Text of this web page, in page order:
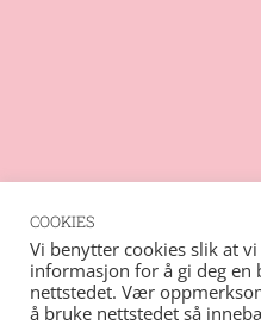
© Copyright2026 - Barents
| Nettsted tilrettelagt av
COOKIES
Vi benytter cookies slik at
informasjon for å gi deg en
nettstedet. Vær
å bruke nettstedet så